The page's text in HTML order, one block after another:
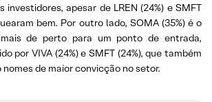
apesar de LREN (24%) e SMFT
bem. Por outro lado, SOMA (35%) é o
de perto para um ponto de entrada,
por VIVA (24%) e SMFT (24%), que também
de maior convicção no setor.